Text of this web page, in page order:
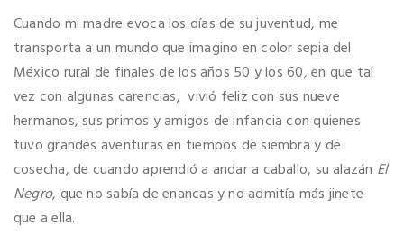
Cuando mi madre evoca los días de su juventud, me
transporta a un mundo que imagino en color sepia del
México rural de finales de los años 50 y los 60, en que tal
vez con algunas carencias, vivió feliz con sus nueve
hermanos, sus primos y amigos de infancia con quienes
tuvo grandes aventuras en tiempos de siembra y de
cosecha, de cuando aprendió a andar a caballo, su alazán El
Negro, que no sabía de enancas y no admitía más jinete
que a ella.